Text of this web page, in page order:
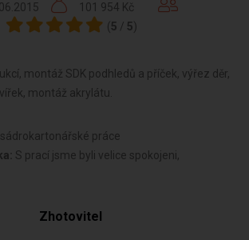
101 954 Kč
( 5 / 5)
montáž SDK podhledů a příček, výřez děr,
montáž akrylátu.
sádrokartonářské práce
S prací jsme byli velice spokojeni,
Zhotovitel